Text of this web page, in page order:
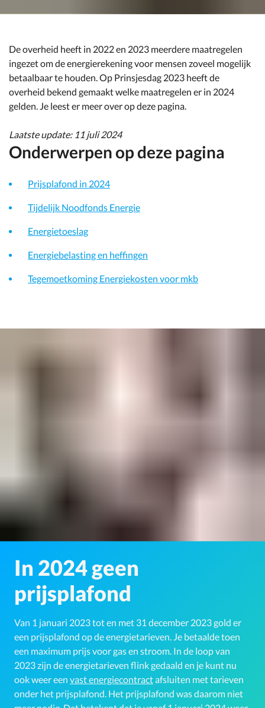
De overheid heeft in 2022 en 2023 meerdere maatregelen
ingezet om de energierekening voor mensen zoveel mogelijk
betaalbaar te houden. Op Prinsjesdag 2023 heeft de
overheid bekend gemaakt welke maatregelen er in 2024
gelden. Je leest er meer over op deze pagina.
Laatste update: 11 juli 2024
Onderwerpen op deze pagina
Prijsplafond in 2024
Tijdelijk Noodfonds Energie
Energietoeslag
Energiebelasting en heffingen
Tegemoetkoming Energiekosten voor mkb
In 2024 geen
prijsplafond
Van 1 januari 2023 tot en met 31 december 2023 gold er
een prijsplafond op de energietarieven. Je betaalde toen
een maximum prijs voor gas en stroom. In de loop van
2023 zijn de energietarieven flink gedaald en je kunt nu
ook weer een vast energiecontractafsluiten met tarieven
onder het prijsplafond. Het prijsplafond was daarom niet